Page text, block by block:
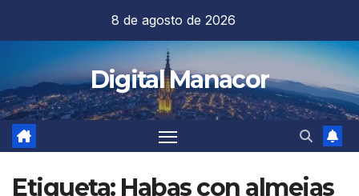
contenido
8 de agosto de 2026
Digital Manacor
Etiqueta: Habas con almejas